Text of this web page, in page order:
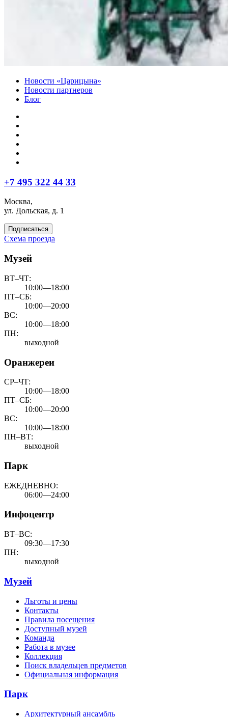
Новости «Царицына»
Новости партнеров
Блог
+7 495 322 44 33
Москва,
ул. Дольская, д. 1
Подписаться
Схема проезда
Музей
ВТ–ЧТ:
10:00—18:00
ПТ–СБ:
10:00—20:00
ВС:
10:00—18:00
ПН:
выходной
Оранжереи
СР–ЧТ:
10:00—18:00
ПТ–СБ:
10:00—20:00
ВС:
10:00—18:00
ПН–ВТ:
выходной
Парк
ЕЖЕДНЕВНО:
06:00—24:00
Инфоцентр
ВТ–ВС:
09:30—17:30
ПН:
выходной
Музей
Льготы и цены
Контакты
Правила посещения
Доступный музей
Команда
Работа в музее
Коллекция
Поиск владельцев предметов
Официальная информация
Парк
Архитектурный ансамбль